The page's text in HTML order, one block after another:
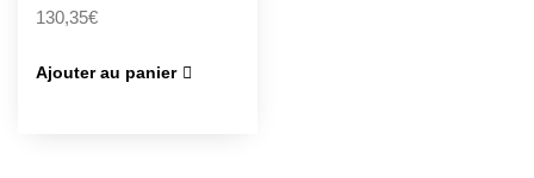
130,35€
Ajouter au panier